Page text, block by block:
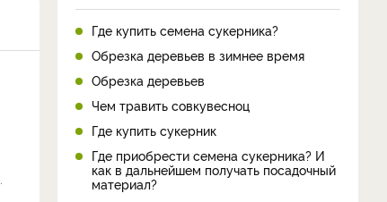
Где купить семена сукерника?
Обрезка деревьев в зимнее время
Обрезка деревьев
Чем травить совкувесноц
Где купить сукерник
Где приобрести семена сукерника? И
как в дальнейшем получать посадочный
материал?